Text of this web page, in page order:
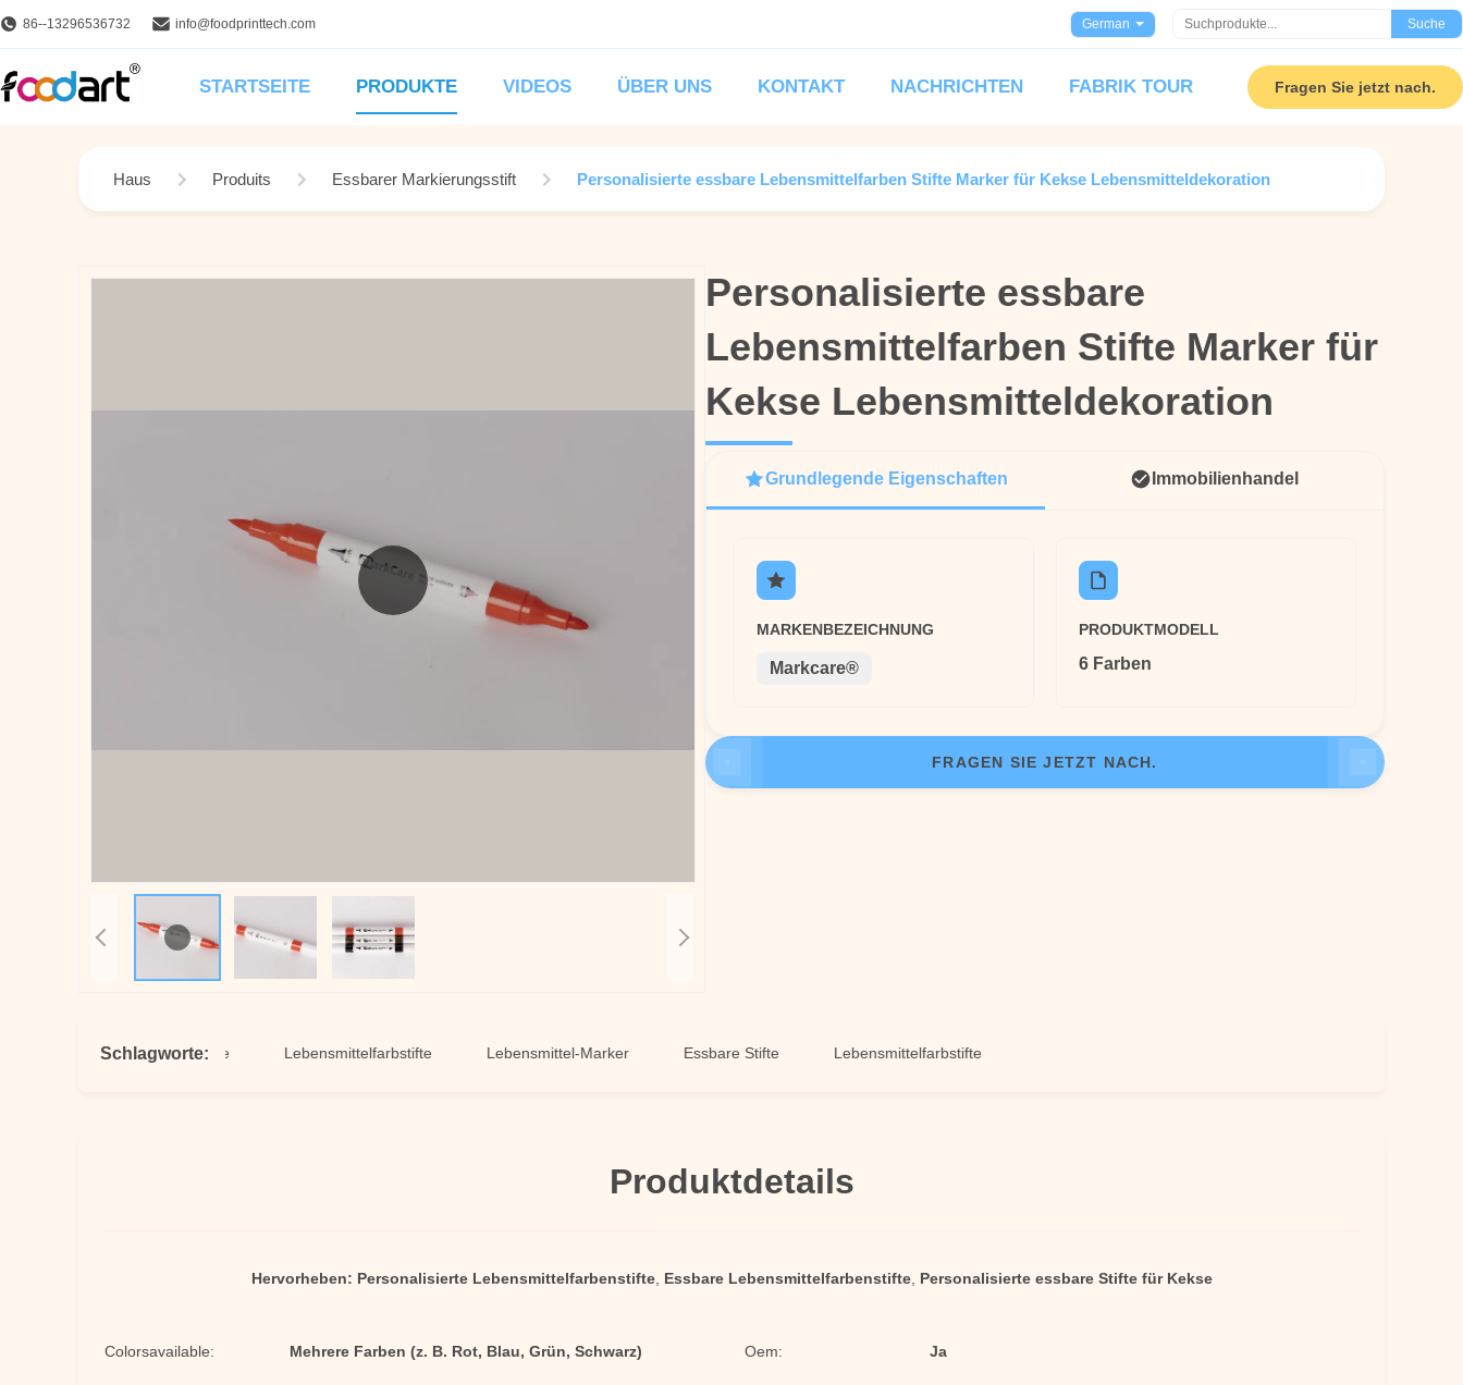
86--13296536732 info@foodprinttech.com German Suche
STARTSEITE PRODUKTE VIDEOS ÜBER UNS KONTAKT NACHRICHTEN FABRIK TOUR Fragen Sie jetzt nach.
Haus Produits Essbarer Markierungsstift Personalisierte essbare Lebensmittelfarben Stifte Marker für Kekse Lebensmitteldekoration
Personalisierte essbare
Lebensmittelfarben Stifte Marker für
Kekse Lebensmitteldekoration
Personalisierte essbare
Lebensmittelfarben Stifte Marker für
Kekse Lebensmitteldekoration
Grundlegende Eigenschaften Immobilienhandel
MARKENBEZEICHNUNG
Markcare®
PRODUKTMODELL
6 Farben
FRAGEN SIE JETZT NACH.
Schlagworte:
Essbare Stifte Lebensmittelfarbstifte Lebensmittel-Marker Essbare Stifte Lebensmittelfarbstifte
Produktdetails
Hervorheben: Personalisierte Lebensmittelfarbenstifte, Essbare Lebensmittelfarbenstifte, Personalisierte essbare Stifte für Kekse
Colorsavailable: Mehrere Farben (z. B. Rot, Blau, Grün, Schwarz) Oem: Ja